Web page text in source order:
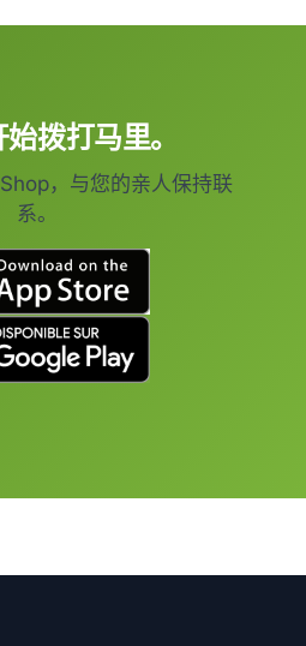
拨打马里。
，与您的亲人保持联
系。